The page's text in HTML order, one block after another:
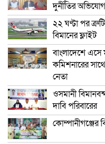
দুর্নীতির অভিযোগ
২২ ঘণ্টা পর
বিমানের ফ্লাইট
বাংলাদেশে এসে
কমিশনারের
নেতা
ওসমানী
দাবি পরিবারের
কোম্পানীগঞ্জের